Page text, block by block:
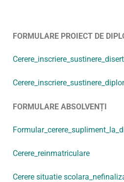
FORMULARE PROIECT DE
FORMULARE ABSOLVENȚI
Cerere_reinmatriculare
Cerere situatie